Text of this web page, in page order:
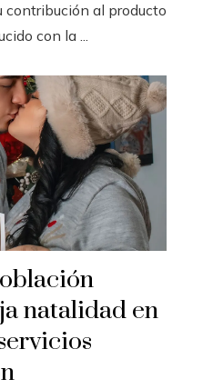
contribución al producto
con la ...
natalidad en